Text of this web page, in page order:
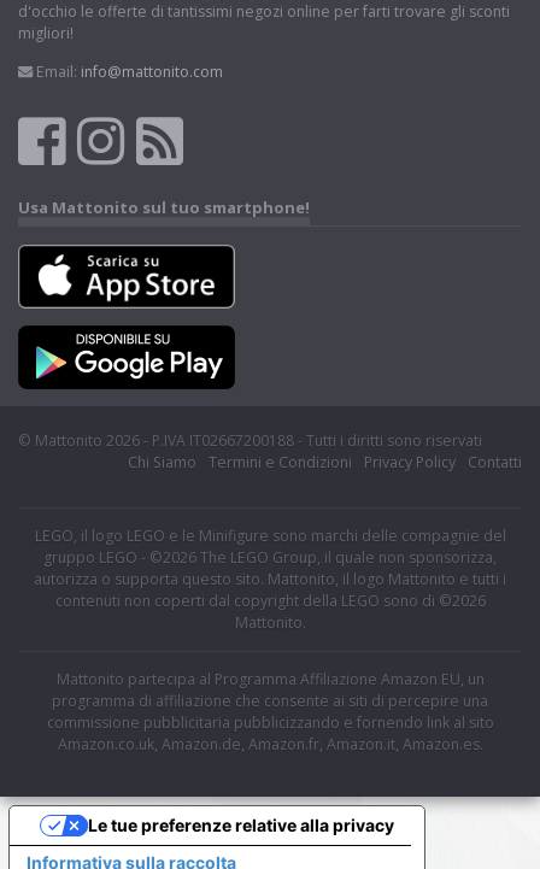
d'occhio le offerte di tantissimi negozi online per farti trovare gli sconti
migliori!
Email: info@mattonito.com
Usa Mattonito sul tuo smartphone!
© Mattonito 2026 - P.IVA IT02667200188 - Tutti i diritti sono riservati
Chi Siamo
Termini e Condizioni Privacy Policy Contatti
LEGO, il logo LEGO e le Minifigure sono marchi delle compagnie del
gruppo LEGO - ©2026 The LEGO Group, il quale non sponsorizza,
autorizza o supporta questo sito. Mattonito, il logo Mattonito e tutti i
contenuti non coperti dal copyright della LEGO sono di ©2026
Mattonito.
Mattonito partecipa al Programma Affiliazione Amazon EU, un
programma di affiliazione che consente ai siti di percepire una
commissione pubblicitaria pubblicizzando e fornendo link al sito
Amazon.co.uk, Amazon.de, Amazon.fr, Amazon.it, Amazon.es.
Informativa sulla raccolta
Le tue preferenze relative alla privacy